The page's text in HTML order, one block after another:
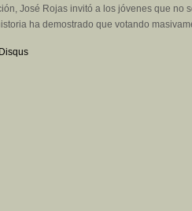
José Rojas invitó a los jóvenes que no
ha demostrado que votando
Disqus